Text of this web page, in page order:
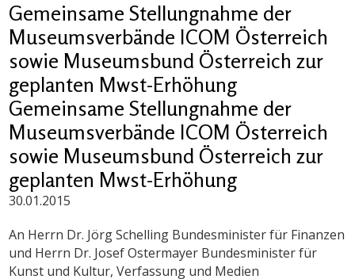
Gemeinsame Stellungnahme der
Museumsverbände ICOM Österreich
sowie Museumsbund Österreich zur
geplanten Mwst-Erhöhung
Gemeinsame Stellungnahme der
Museumsverbände ICOM Österreich
sowie Museumsbund Österreich zur
geplanten Mwst-Erhöhung
30.01.2015
An Herrn Dr. Jörg Schelling Bundesminister für Finanzen
und Herrn Dr. Josef Ostermayer Bundesminister für
Kunst und Kultur, Verfassung und Medien